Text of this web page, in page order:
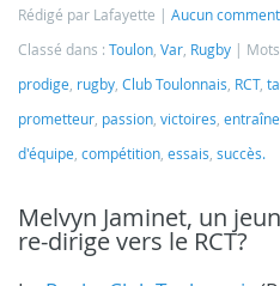
Rédigé par Lafayette
Aucun
Classé dans : Toulon, Var, Rugby
prodige, rugby, Club Toulonnais, RCT,
prometteur, passion, victoires,
d'équipe, compétition, essais, succès.
Melvyn Jaminet, un
re-dirige vers le RCT?